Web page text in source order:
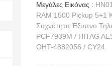
Μεγάλες Εικόνας :
RAM 1500 Pickup 5+1
Συχνότητα Έξυπνο
PCF7939M / HITAG
OHT-4882056 / CY24